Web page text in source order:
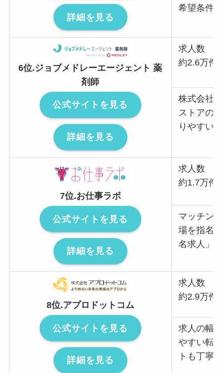
詳細を見る
希望条件
6位.ジョブメドレーエージェント 薬
剤師
公式サイトを見る
詳細を見る
求人数
約2.6万件
株式会社
ストアの
りやすい
7位.お仕事ラボ
公式サイトを見る
詳細を見る
求人数
約1.7万件
マッチン
場を指名
名求人」
8位.アプロドットコム
公式サイトを見る
詳細を見る
求人数
約2.9万件
求人の幅
やすい転
トも丁寧